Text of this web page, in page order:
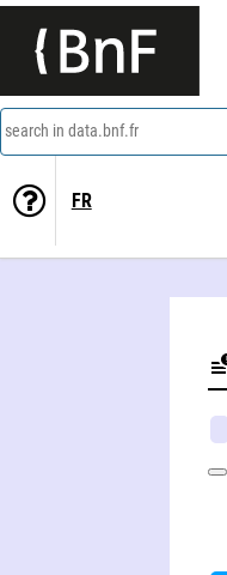
search in data.bnf.fr
FR